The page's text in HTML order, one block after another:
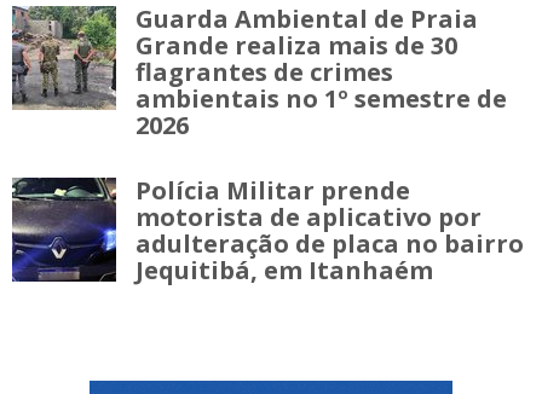
Guarda Ambiental de Praia
Grande realiza mais de 30
flagrantes de crimes
ambientais no 1º semestre de
2026
Polícia Militar prende
motorista de aplicativo por
adulteração de placa no bairro
Jequitibá, em Itanhaém